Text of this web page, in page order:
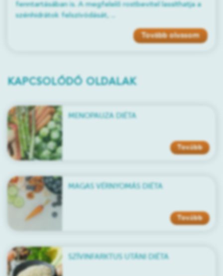
fenntartásában is. A megfelelő rostbevitel lassíthatja a
szénhidrátok felszívódását, ...
Tovább olvasom
KAPCSOLÓDÓ OLDALAK
MENOPAUZA DIÉTA
Tovább
MAGAS VÉRNYOMÁS DIÉTA
Tovább
SZÍVINFARKTUS UTÁNI DIÉTA